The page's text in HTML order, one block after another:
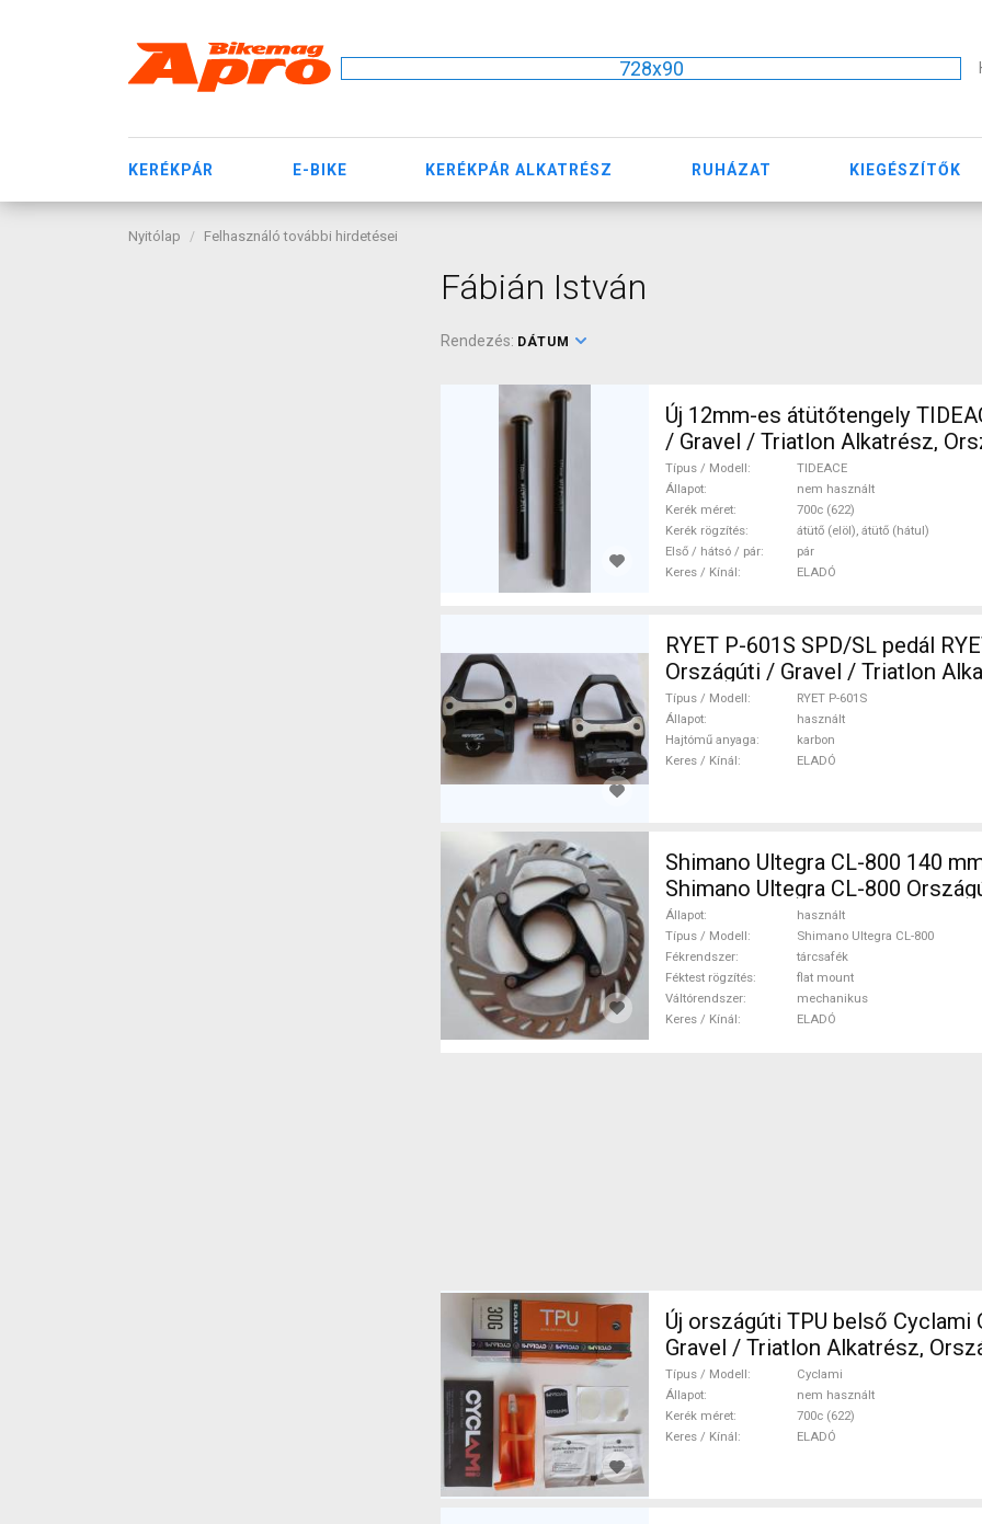
728x90
KERÉKPÁR E-BIKE KERÉKPÁR ALKATRÉSZ RUHÁZAT KIEGÉSZÍTŐK
Nyitólap Felhasználó további hirdetései
Fábián István
Rendezés: DÁTUM
Új 12mm-es átütőtengely
/ Gravel / Triatlon Alkatrész,
/ Felni / Gumi 700c (622) nem
ELADÓ
Típus / Modell
TIDEACE
Állapot
nem használt
Kerék méret
700c (622)
Kerék rögzítés
átütő (elöl), átütő (hátul)
Első / hátsó / pár
pár
Keres / Kínál
ELADÓ
RYET P-601S SPD/SL pedál
Országúti / Gravel / Triatlon
Országúti Hajtásrendszer
Típus / Modell
RYET P-601S
Állapot
használt
Hajtómű anyaga
karbon
Keres / Kínál
ELADÓ
Shimano Ultegra CL-800 140
Shimano Ultegra CL-800
Triatlon Alkatrész, Országúti Fék
Fékváltókar mechanikus
Állapot
használt
Típus / Modell
Shimano Ultegra CL-800
Fékrendszer
tárcsafék
Féktest rögzítés
flat mount
Váltórendszer
mechanikus
Keres / Kínál
ELADÓ
Új országúti TPU belső Cyclami
Gravel / Triatlon Alkatrész, Országúti
Felni / Gumi 700c (622) nem
Típus / Modell
Cyclami
Állapot
nem használt
Kerék méret
700c (622)
Keres / Kínál
ELADÓ